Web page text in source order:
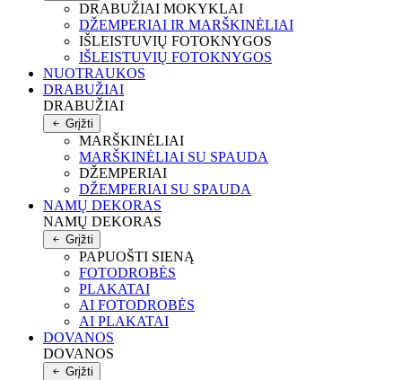
DRABUŽIAI MOKYKLAI
DŽEMPERIAI IR MARŠKINĖLIAI
IŠLEISTUVIŲ FOTOKNYGOS
IŠLEISTUVIŲ FOTOKNYGOS
NUOTRAUKOS
DRABUŽIAI
DRABUŽIAI
Grįžti
MARŠKINĖLIAI
MARŠKINĖLIAI SU SPAUDA
DŽEMPERIAI
DŽEMPERIAI SU SPAUDA
NAMŲ DEKORAS
NAMŲ DEKORAS
Grįžti
PAPUOŠTI SIENĄ
FOTODROBĖS
PLAKATAI
AI FOTODROBĖS
AI PLAKATAI
DOVANOS
DOVANOS
Grįžti